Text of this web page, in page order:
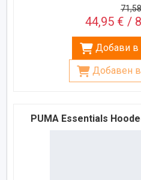
44,95 € /
Добави в
Добавен в
PUMA Essentials